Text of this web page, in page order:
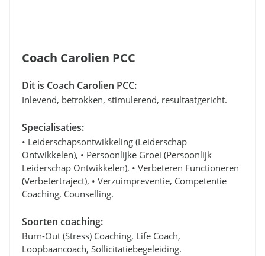
Coach Carolien PCC
Dit is Coach Carolien PCC:
Inlevend, betrokken, stimulerend, resultaatgericht.
Specialisaties:
• Leiderschapsontwikkeling (leiderschap
Ontwikkelen), • Persoonlijke Groei (persoonlijk
Leiderschap Ontwikkelen), • Verbeteren Functioneren
(verbetertraject), • Verzuimpreventie, Competentie
Coaching, Counselling.
Soorten coaching:
Burn-Out (stress) Coaching, Life Coach,
Loopbaancoach, Sollicitatiebegeleiding.